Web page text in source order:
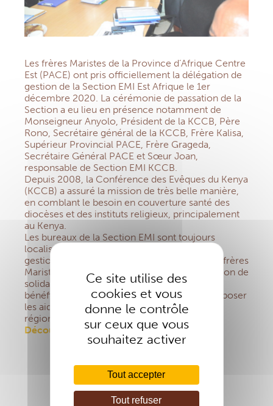
Ce site utilise des
cookies et vous
donne le contrôle
sur ceux que vous
souhaitez activer
Tout accepter
Tout refuser
Les frères Maristes de la Province d’Afrique Centre
Est (PACE) ont pris officiellement la délégation de
gestion de la Section EMI Est Afrique le 1er
décembre 2020. La cérémonie de passation de la
Section a eu lieu en présence notamment de
Monseigneur Anyolo, Président de la KCCB, Père
Rono, Secrétaire général de la KCCB, Frère Kalisa,
Supérieur Provincial PACE, Frère Grageda,
Secrétaire Général PACE et Sœur Joan,
responsable de Section EMI KCCB.
Depuis 2008, la Conférence des Evêques du Kenya
(KCCB) a assuré la mission de très belle manière,
en comblant le besoin en couverture santé des
diocèses et des instituts religieux, principalement
au Kenya.
Les bureaux de la Section EMI sont toujours
localisés à Nairobi et l’équipe en charge de la
gestion reste la même (Gladys et Paskal). Les frères
Maristes auront à cœur de poursuivre la mission de
solidarité en direction des 6 900 membres
bénéficiaires actuels, tout en cherchant à proposer
les aides EMI dans l’ensemble des pays de la
région.
Découvrir la Section EMI Est- Afrique